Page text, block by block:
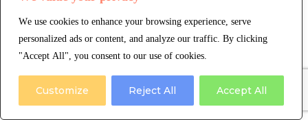
We use cookies to enhance your browsing experience, serve
personalized ads or content, and analyze our traffic. By clicking
"Accept All", you consent to our use of cookies.
Customize Reject All Accept All
Si l’interessat